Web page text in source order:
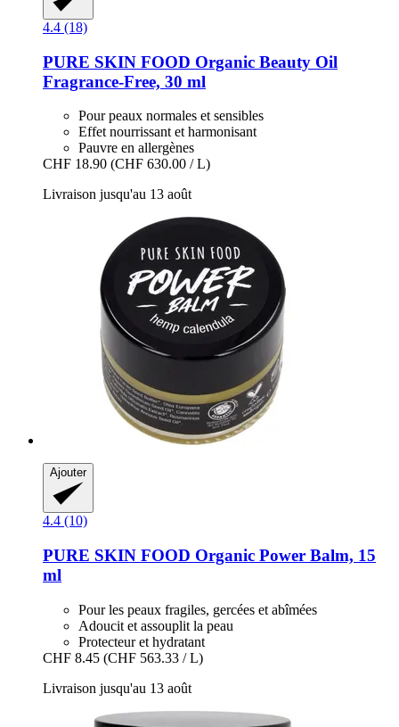
4.4 (18)
PURE SKIN FOOD Organic Beauty Oil
Fragrance-​Free, 30 ml
Pour peaux normales et sensibles
Effet nourrissant et harmonisant
Pauvre en allergènes
CHF 18.90 (CHF 630.00 / L)
Livraison jusqu'au 13 août
Ajouter
4.4 (10)
PURE SKIN FOOD Organic Power Balm, 15
ml
Pour les peaux fragiles, gercées et abîmées
Adoucit et assouplit la peau
Protecteur et hydratant
CHF 8.45 (CHF 563.33 / L)
Livraison jusqu'au 13 août